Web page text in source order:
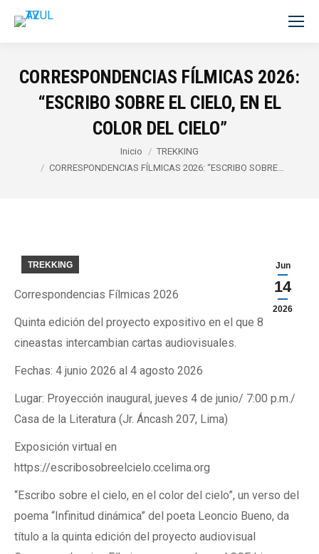
CORRESPONDENCIAS FÍLMICAS 2026:
“ESCRIBO SOBRE EL CIELO, EN EL
COLOR DEL CIELO”
Inicio
TREKKING
CORRESPONDENCIAS FÍLMICAS 2026: “ESCRIBO SOBRE…
Jun
14
2026
TREKKING
Correspondencias Fílmicas 2026
Quinta edición del proyecto expositivo en el que 8
cineastas intercambian cartas audiovisuales.
Fechas: 4 junio 2026 al 4 agosto 2026
Lugar: Proyección inaugural, jueves 4 de junio/ 7:00 p.m./
Casa de la Literatura (Jr. Áncash 207, Lima)
Exposición virtual en
https://escribosobreelcielo.ccelima.org
“Escribo sobre el cielo, en el color del cielo”, un verso del
poema “Infinitud dinámica” del poeta Leoncio Bueno, da
título a la quinta edición del proyecto audiovisual